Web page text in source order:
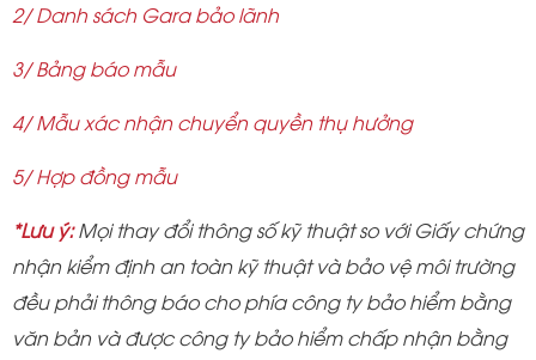
2/ Danh sách Gara bảo lãnh
3/ Bảng báo mẫu
4/ Mẫu xác nhận chuyển quyền thụ hưởng
5/ Hợp đồng mẫu
*Lưu ý:Mọi thay đổi thông số kỹ thuật so với Giấy chứng
nhận kiểm định an toàn kỹ thuật và bảo vệ môi trường
đều phải thông báo cho phía công ty bảo hiểm bằng
văn bản và được công ty bảo hiểm chấp nhận bằng